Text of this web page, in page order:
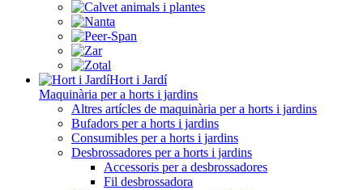
Hort i Jardí
Maquinària per a horts i jardins
Altres artícles de maquinària per a horts i jardins
Bufadors per a horts i jardins
Consumibles per a horts i jardins
Desbrossadores per a horts i jardins
Accessoris per a desbrossadores
Fil desbrossadora